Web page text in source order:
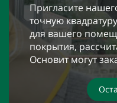
Пригласите
точную
для вашего
покрытия,
Основит могут